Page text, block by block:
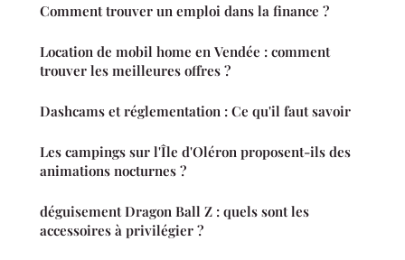
Comment trouver un emploi dans la finance ?
Location de mobil home en Vendée : comment
trouver les meilleures offres ?
Dashcams et réglementation : Ce qu'il faut savoir
Les campings sur l'Île d'Oléron proposent-ils des
animations nocturnes ?
déguisement Dragon Ball Z : quels sont les
accessoires à privilégier ?